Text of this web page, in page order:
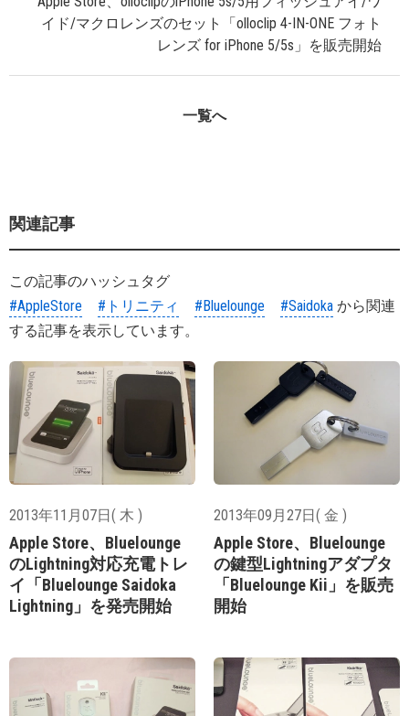
イド/マクロレンズのセット「olloclip 4-IN-ONE フォト
レンズ for iPhone 5/5s」を販売開始
一覧へ
関連記事
この記事のハッシュタグ
#AppleStore
#トリニティ #Bluelounge #Saidoka から関連
する記事を表示しています。
2013年11月07日( 木 )
Apple Store、Bluelounge
のLightning対応充電トレ
イ「Bluelounge Saidoka
Lightning」を発売開始
2013年09月27日( 金 )
Apple Store、Bluelounge
の鍵型Lightningアダプタ
「Bluelounge Kii」を販売
開始